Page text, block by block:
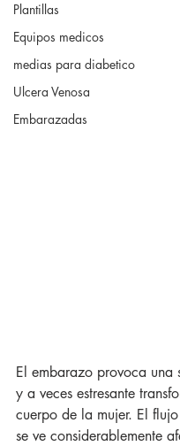
Plantillas
Equipos medicos
medias para diabetico
Ulcera Venosa
Embarazadas
El embarazo provoca una
y a veces estresante
cuerpo de la mujer. El
se ve considerablemente